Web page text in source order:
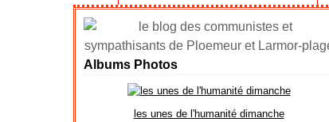
Albums Photos
les unes de l'humanité dimanche